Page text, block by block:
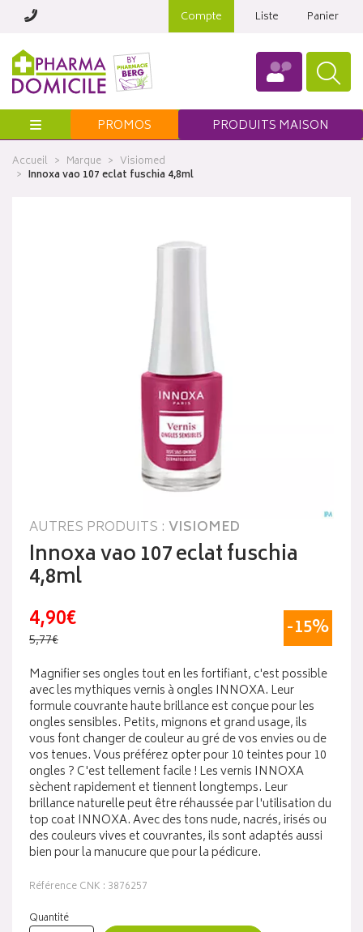
Compte Liste Panier
Menu PROMOS PRODUITS MAISON
Accueil Marque
Visiomed
Innoxa vao 107 eclat fuschia 4,8ml
AUTRES PRODUITS : VISIOMED
Innoxa vao 107 eclat fuschia
4,8ml
-15%
4,90€
5,77€
Magnifier ses ongles tout en les fortifiant, c'est possible
avec les mythiques vernis à ongles INNOXA. Leur
formule couvrante haute brillance est conçue pour les
ongles sensibles. Petits, mignons et grand usage, ils
vous font changer de couleur au gré de vos envies ou de
vos tenues. Vous préférez opter pour 10 teintes pour 10
ongles ? C'est tellement facile ! Les vernis INNOXA
sèchent rapidement et tiennent longtemps. Leur
brillance naturelle peut être réhaussée par l'utilisation du
top coat INNOXA. Avec des tons nude, nacrés, irisés ou
des couleurs vives et couvrantes, ils sont adaptés aussi
bien pour la manucure que pour la pédicure.
Référence CNK : 3876257
Quantité